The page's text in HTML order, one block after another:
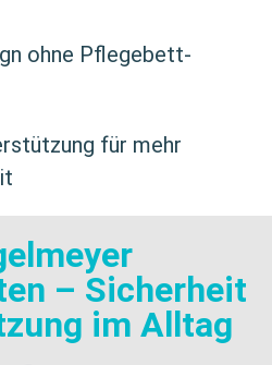
ohne Pflegebett-
für mehr
– Sicherheit
im Alltag